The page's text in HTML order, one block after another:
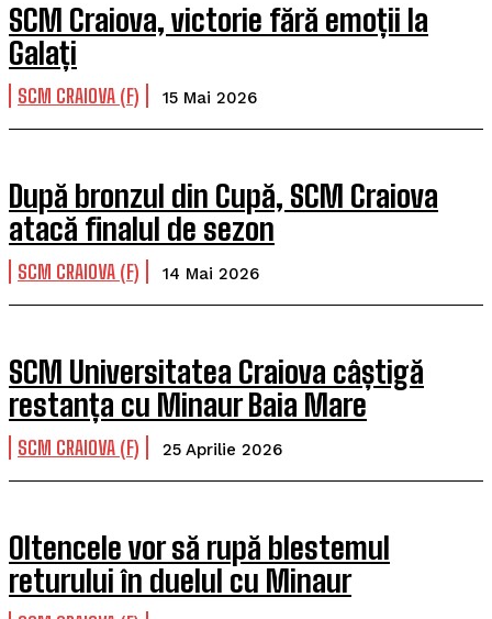
SCM Craiova, victorie fără emoții la
Galați
SCM CRAIOVA (F) 15 Mai 2026
După bronzul din Cupă, SCM Craiova
atacă finalul de sezon
SCM CRAIOVA (F) 14 Mai 2026
SCM Universitatea Craiova câștigă
restanța cu Minaur Baia Mare
SCM CRAIOVA (F) 25 Aprilie 2026
Oltencele vor să rupă blestemul
returului în duelul cu Minaur